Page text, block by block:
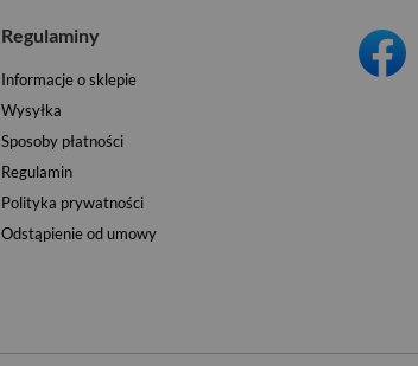
Regulaminy
Informacje o sklepie
Wysyłka
Sposoby płatności
Regulamin
Polityka prywatności
Odstąpienie od umowy